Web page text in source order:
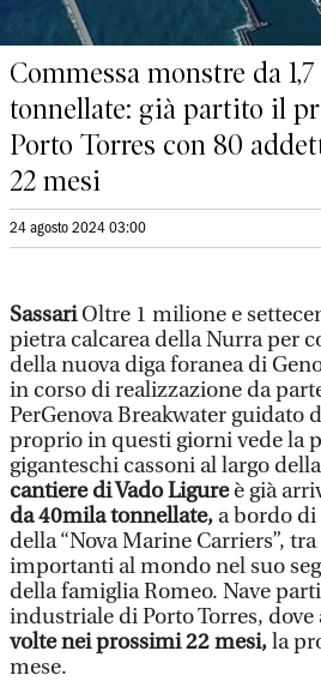
Commessa monstre da
tonnellate: già partito il
Porto Torres con 80
22 mesi
24 agosto 2024 03:00
SassariOltre 1 milione e
pietra calcarea della Nurra per
della nuova diga foranea di
in corso di realizzazione da
PerGenova Breakwater guidato
proprio in questi giorni vede la
giganteschi cassoni al largo della
cantiere di Vado Ligureè già
da 40mila tonnellate, a bordo
della “Nova Marine Carriers”,
importanti al mondo nel suo
della famiglia Romeo. Nave
industriale di Porto Torres, dove
volte nei prossimi 22 mesi,la
mese.